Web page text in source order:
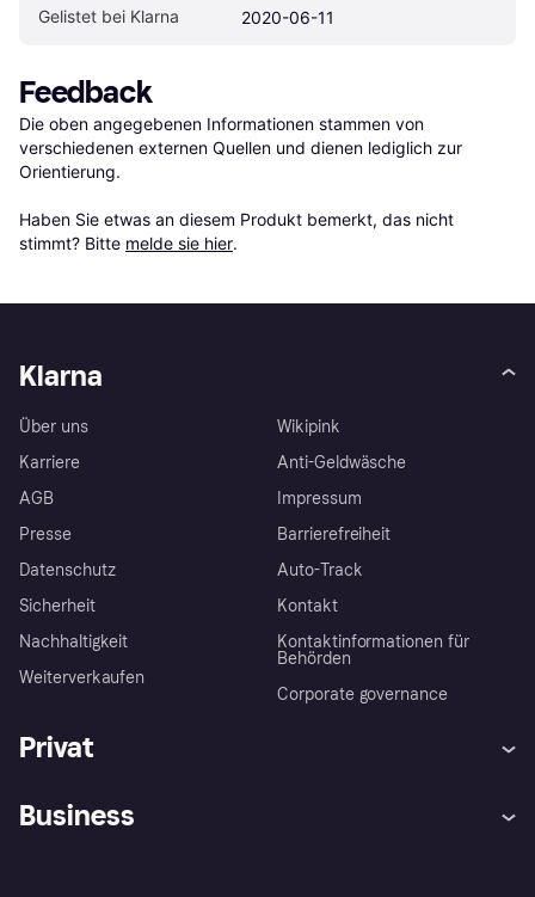
Gelistet bei Klarna 2020-06-11
Feedback
Die oben angegebenen Informationen stammen von
verschiedenen externen Quellen und dienen lediglich zur
Orientierung.
Haben Sie etwas an diesem Produkt bemerkt, das nicht
stimmt? Bitte melde sie hier.
Klarna
Über uns
Karriere
AGB
Presse
Datenschutz
Sicherheit
Nachhaltigkeit
Weiterverkaufen
Wikipink
Anti-Geldwäsche
Impressum
Barrierefreiheit
Auto-Track
Kontakt
Kontaktinformationen für
Behörden
Corporate governance
Privat
Business